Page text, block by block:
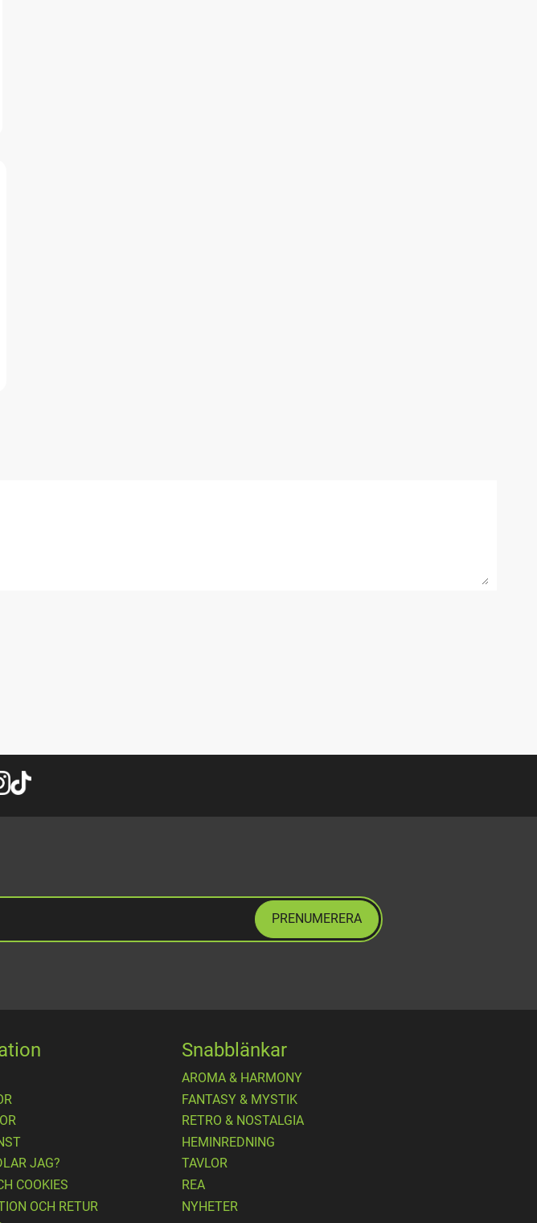
PRENUMERERA
JAG?
COOKIES
OCH RETUR
Snabblänkar
AROMA & HARMONY
FANTASY & MYSTIK
RETRO & NOSTALGIA
HEMINREDNING
TAVLOR
REA
NYHETER